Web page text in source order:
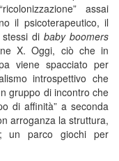
assai
il psicoterapeutico, il
di baby boomers
X. Oggi, ciò che in
viene spacciato per
introspettivo che
gruppo di incontro che
di affinità” a seconda
arroganza la struttura,
un parco giochi per